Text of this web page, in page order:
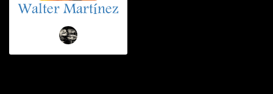
Walter Martínez